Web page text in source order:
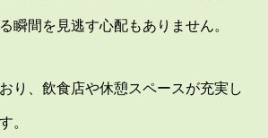
瞬間を見逃す心配もありません。
り、飲食店や休憩スペースが充実し
。